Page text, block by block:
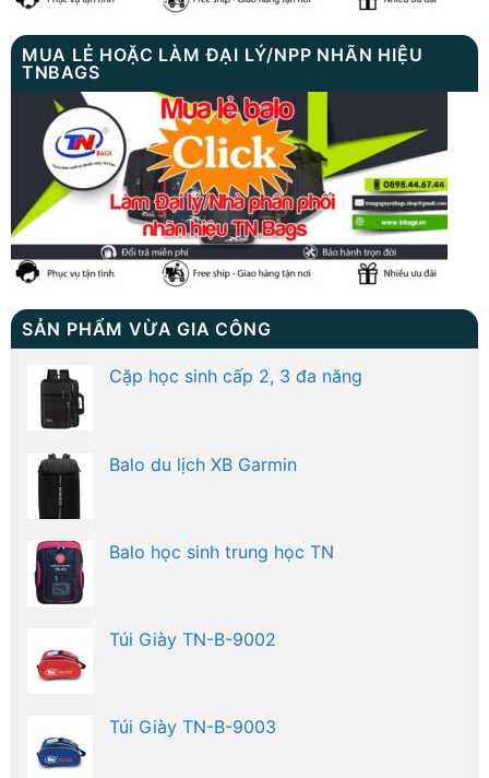
MUA LẺ HOẶC LÀM ĐẠI LÝ/NPP NHÃN HIỆU
TNBAGS
SẢN PHẨM VỪA GIA CÔNG
Cặp học sinh cấp 2, 3 đa năng
Balo du lịch XB Garmin
Balo học sinh trung học TN
Túi Giày TN-B-9002
Túi Giày TN-B-9003